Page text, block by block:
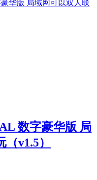
数字豪华版 局
v1.5）